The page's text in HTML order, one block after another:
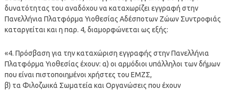
δυνατότητας του αναδόχου να καταχωρίζει εγγραφή στην
Πανελλήνια Πλατφόρμα Υιοθεσίας Αδέσποτων Ζώων Συντροφιάς
καταργείται και η παρ. 4, διαμορφώνεται ως εξής:
«4. Πρόσβαση για την καταχώριση εγγραφής στην Πανελλήνια
Πλατφόρμα Υιοθεσίας έχουν: α) οι αρμόδιοι υπάλληλοι των δήμων
που είναι πιστοποιημένοι χρήστες του ΕΜΖΣ,
β) τα Φιλοζωικά Σωματεία και Οργανώσεις που έχουν